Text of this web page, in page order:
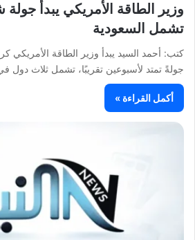
وزير الطاقة الأمريكي يبدأ
تشمل السعودية
كتب: أحمد السيد يبدأ وزير الطاقة الأمريكي
جولةً تمتد لأسبوعين تقريبًا، تشمل ثلاث دول
أكمل القراءة »